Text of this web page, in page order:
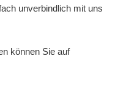
unverbindlich mit uns
können Sie auf